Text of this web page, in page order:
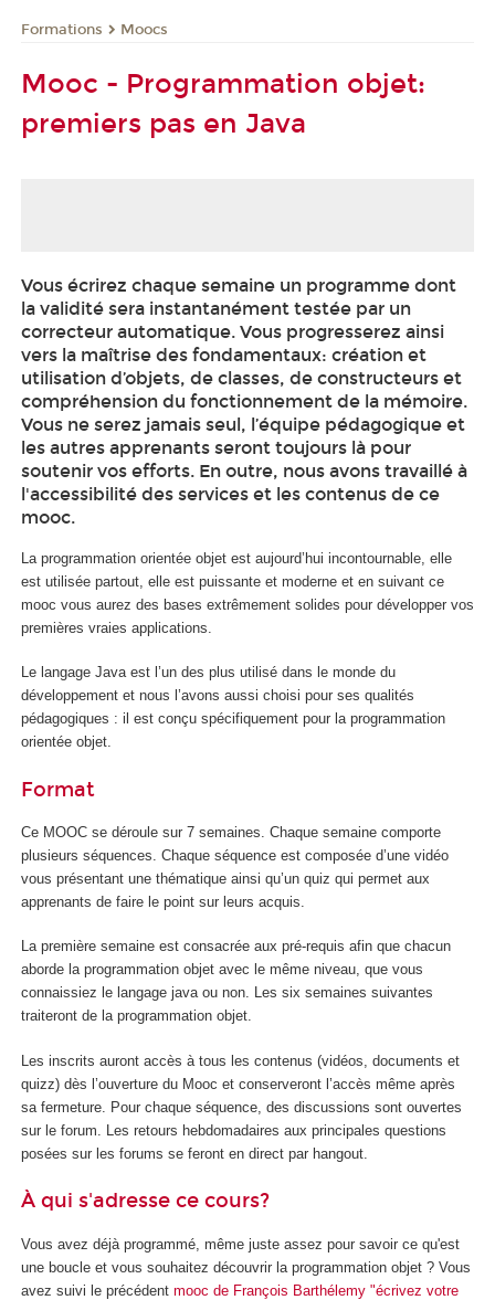
Formations Moocs
Mooc - Programmation objet:
premiers pas en Java
Vous écrirez chaque semaine un programme dont
la validité sera instantanément testée par un
correcteur automatique. Vous progresserez ainsi
vers la maîtrise des fondamentaux: création et
utilisation d’objets, de classes, de constructeurs et
compréhension du fonctionnement de la mémoire.
Vous ne serez jamais seul, l’équipe pédagogique et
les autres apprenants seront toujours là pour
soutenir vos efforts. En outre, nous avons travaillé à
l'accessibilité des services et les contenus de ce
mooc.
La programmation orientée objet est aujourd’hui incontournable, elle
est utilisée partout, elle est puissante et moderne et en suivant ce
mooc vous aurez des bases extrêmement solides pour développer vos
premières vraies applications.
Le langage Java est l’un des plus utilisé dans le monde du
développement et nous l’avons aussi choisi pour ses qualités
pédagogiques : il est conçu spécifiquement pour la programmation
orientée objet.
Format
Ce MOOC se déroule sur 7 semaines. Chaque semaine comporte
plusieurs séquences. Chaque séquence est composée d’une vidéo
vous présentant une thématique ainsi qu’un quiz qui permet aux
apprenants de faire le point sur leurs acquis.
La première semaine est consacrée aux pré-requis afin que chacun
aborde la programmation objet avec le même niveau, que vous
connaissiez le langage java ou non. Les six semaines suivantes
traiteront de la programmation objet.
Les inscrits auront accès à tous les contenus (vidéos, documents et
quizz) dès l’ouverture du Mooc et conserveront l’accès même après
sa fermeture. Pour chaque séquence, des discussions sont ouvertes
sur le forum. Les retours hebdomadaires aux principales questions
posées sur les forums se feront en direct par hangout.
À qui s'adresse ce cours?
Vous avez déjà programmé, même juste assez pour savoir ce qu'est
une boucle et vous souhaitez découvrir la programmation objet ? Vous
avez suivi le précédent mooc de François Barthélemy "écrivez votre